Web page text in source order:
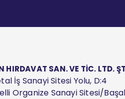
HIRDAVAT SAN. VE TİC. LTD.
İş Sanayi Sitesi Yolu, D:4
Organize Sanayi Sitesi/